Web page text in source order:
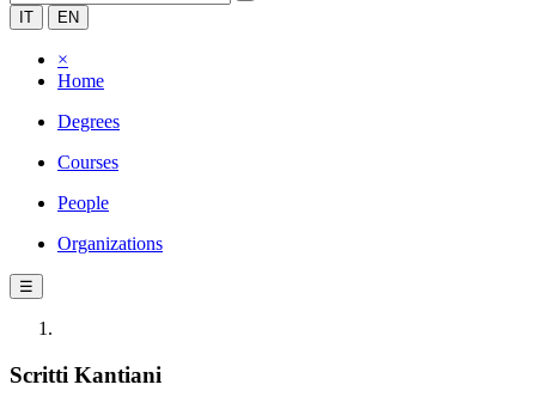
IT EN
×
Home
Degrees
Courses
People
Organizations
☰
Scritti Kantiani